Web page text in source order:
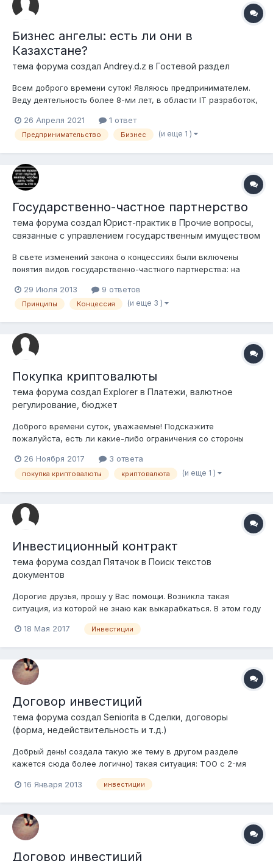
Бизнес ангелы: есть ли они в
Казахстане?
тема форума создал Andrey.d.z в Гостевой раздел
Всем доброго времени суток! Являюсь предпринимателем.
Веду деятельность более 8-ми лет, в области IT разработок,
Казалось бы, весьма перспективное направление, более
того приоритетный сектор экономики для Казахстана. Есть и
26 Апреля 2021 1 ответ
Предпринимательство Бизнес (и еще 1 )
Государственно-частное партнерство
тема форума создал Юрист-практик в Прочие вопросы,
связанные с управлением государственным имуществом
В свете изменений закона о концессиях были включены
понятия видов государственно-частного партнерства: на
вопросы про институциональное государственно-частное
партнерство (ГЧП), которое реализуется в рамках
29 Июля 2013 9 ответов
Принципы Концессия (и еще 3 )
Покупка криптовалюты
тема форума создал Explorer в Платежи, валютное
регулирование, бюджет
Доброго времени суток, уважаемые! Подскажите
пожалуйста, есть ли какие-либо ограничения со стороны
криптовалюты? То есть если наша компания вместо того
чтобы инвестировать средства в банк на традиционные
26 Ноября 2017 3 ответа
покупка криптовалюты криптовалюта (и еще 1 )
Инвестиционный контракт
тема форума создал Пятачок в Поиск текстов
документов
Дорогие друзья, прошу у Вас помощи. Возникла такая
ситуация, из которой не знаю как выкарабкаться. В этом году
о предоставлении инвестиционных преференций об
из-за рубежа. В заяв...
18 Мая 2017 Инвестиции
Договор инвестиций
тема форума создал Seniorita в Сделки, договоры
(форма, недействительность и т.д.)
Добрый день! создала такую же тему в другом разделе
кажется сюда более логично) такая ситуация: ТОО с 2-мя
учредитель гражданин РФ хочет помочь финансово ТОО и
вопрос) чем руководствоваться...
16 Января 2013 инвестиции
Договор инвестиций